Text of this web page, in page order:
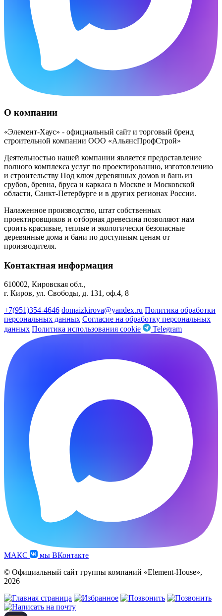
О компании
«Элемент-Хаус» - официальный сайт и торговый бренд
строительной компании ООО «АльянсПрофСтрой»
Деятельностью нашей компании является предоставление
полного комплекса услуг по проектированию, изготовлению
и строительству Под ключ деревянных домов и бань из
срубов, бревна, бруса и каркаса в Москве и Московской
области, Санкт-Петербурге и в других регионах России.
Налаженное производство, штат собственных
проектировщиков и отборная древесина позволяют нам
сроить красивые, теплые и экологически безопасные
деревянные дома и бани по доступным ценам от
производителя.
Контактная информация
610002, Кировская обл.,
г. Киров, ул. Свободы, д. 131, оф.4, 8
+7(951)354-4646 domaizkirova@yandex.ru Политика обработки
персональных данных Согласие на обработку персональных
данных Политика использования cookie Telegram
МАКС
мы ВКонтакте
© Официальный сайт группы компаний «Element-House»,
2026